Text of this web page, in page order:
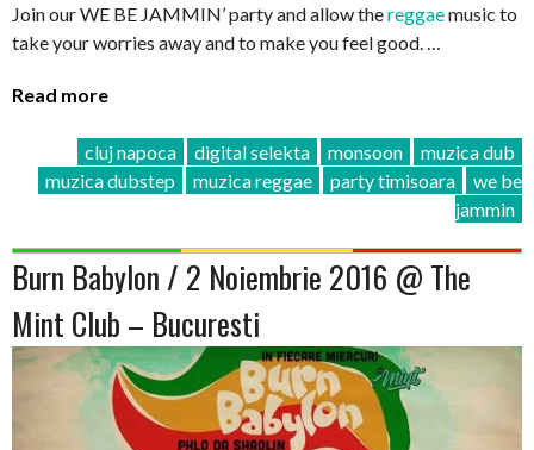
Join our WE BE JAMMIN’ party and allow thereggaemusic to
take your worries away and to make you feel good. …
Read more
cluj napoca digital selekta monsoon
muzica dub
muzica dubstep
muzica reggae party timisoara
we be
jammin
Burn Babylon / 2 Noiembrie 2016 @ The
Mint Club – Bucuresti